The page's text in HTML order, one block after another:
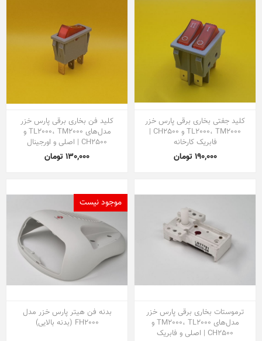
کلید جفتی بخاری برقی پارس خزر
TL2000، TM2000 و CH2500 |
فابریک کارخانه
190,000 تومان
کلید فن بخاری برقی پارس خزر
مدل‌های TL2000، TM2000 و
CH2500 | اصلی و اورجینال
130,000 تومان
ترموستات بخاری برقی پارس خزر
مدل‌های TM2000، TL2000 و
CH2500 | اصلی و فابریک
موجود نیست
بدنه فن هیتر پارس خزر مدل
FH2000 (بدنه بالایی)